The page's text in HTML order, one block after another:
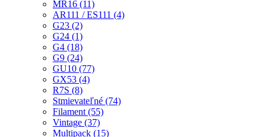
MR16 (11)
AR111 / ES111 (4)
G23 (2)
G24 (1)
G4 (18)
G9 (24)
GU10 (77)
GX53 (4)
R7S (8)
Stmievateľné (74)
Filament (55)
Vintage (37)
Multipack (15)